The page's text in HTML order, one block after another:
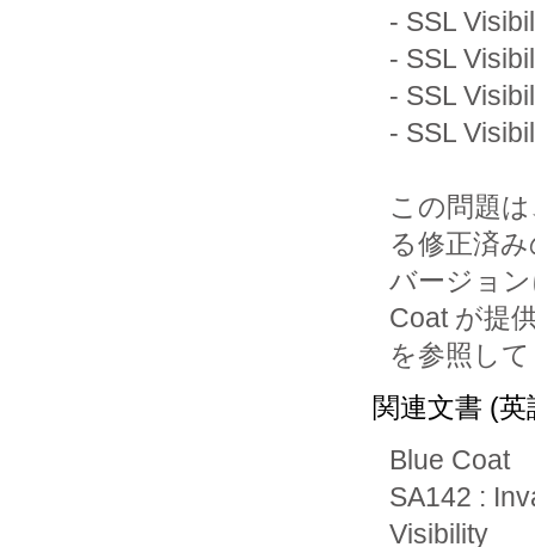
- SSL
- SSL
- SSL
- SSL
この問題
る修正済
バージョ
Coat が提
を参照し
関連文書 (英
Blue Coat
SA142 :
Visibility